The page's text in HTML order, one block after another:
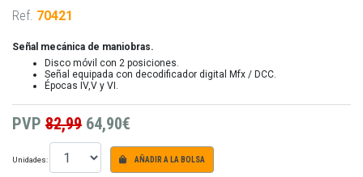
Ref. 70421
Señal mecánica de maniobras.
Disco móvil con 2 posiciones.
Señal equipada con decodificador digital Mfx / DCC.
Épocas IV,V y VI.
PVP 82,99 64,90€
Unidades: AÑADIR A LA BOLSA